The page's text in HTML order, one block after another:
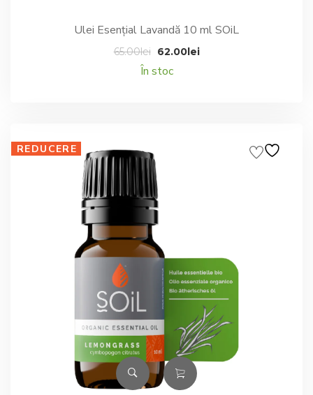
Ulei Esențial Lavandă 10 ml SOiL
65.00lei Prețul
inițial
62.00leiPrețul
În stoc
REDUCERE